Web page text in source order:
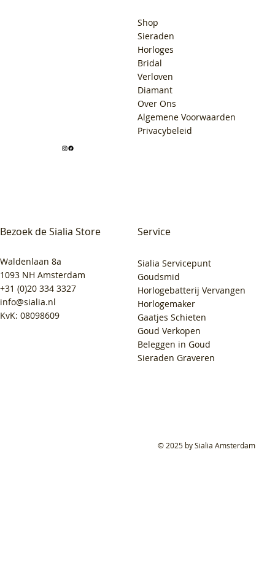
Bezoek de Sialia Store
Waldenlaan 8a
1093 NH Amsterdam
+31 (0)20 334 3327
info@sialia.nl
KvK: 08098609
Shop
Sieraden
Horloges
Bridal
Verloven
Diamant
Over Ons
Algemene Voorwaarden
Privacybeleid
Service
Sialia Servicepunt
Goudsmid
Horlogebatterij Vervangen
Horlogemaker
Gaatjes Schieten
Goud Verkopen
Beleggen in Goud
Sieraden Graveren
© 2025 by Sialia Amsterdam